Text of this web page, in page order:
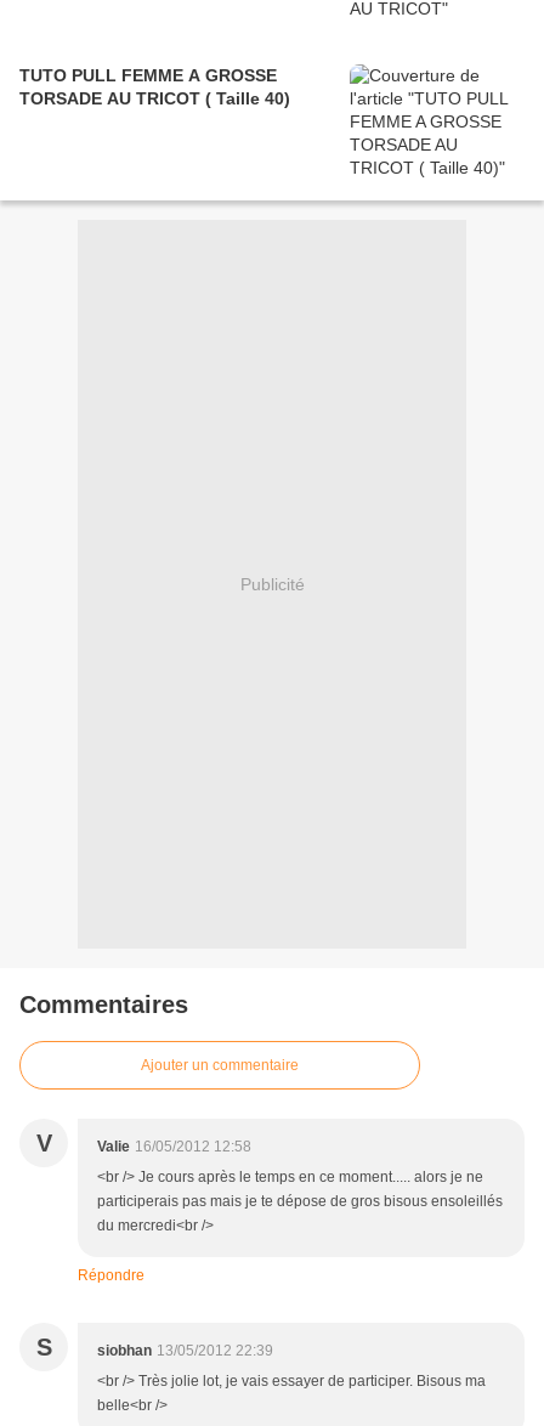
TUTO PULL FEMME A GROSSE
TORSADE AU TRICOT ( Taille 40)
Publicité
Commentaires
Ajouter un commentaire
V Valie 16/05/2012 12:58
<br /> Je cours après le temps en ce moment..... alors je ne
participerais pas mais je te dépose de gros bisous ensoleillés
du mercredi<br />
Répondre
S siobhan 13/05/2012 22:39
<br /> Très jolie lot, je vais essayer de participer. Bisous ma
belle<br />